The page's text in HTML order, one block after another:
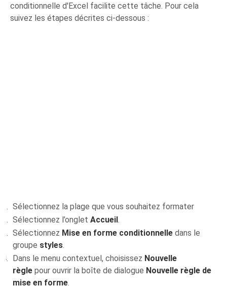
conditionnelle d'Excel facilite cette tâche. Pour cela
suivez les étapes décrites ci-dessous :
Sélectionnez la plage que vous souhaitez formater
Sélectionnez l’ongletAccueil.
Sélectionnez Mise en forme conditionnelledans le
groupe styles.
Dans le menu contextuel, choisissez Nouvelle
règle pour ouvrir la boîte de dialogue Nouvelle règle de
mise en forme.